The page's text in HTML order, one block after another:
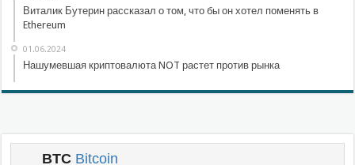
Виталик Бутерин рассказал о том, что бы он хотел поменять в
Ethereum
01.06.2024
Нашумевшая криптовалюта NOT растет против рынка